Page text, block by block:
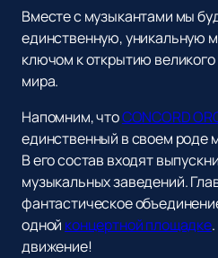
Вместе с музыкантами мы
единственную, уникальную
ключом к открытию
мира.
Напомним, чтоCONCORD
единственный в своем роде
В его состав входят
музыкальных заведений.
фантастическое
одной концертной площадке
движение!